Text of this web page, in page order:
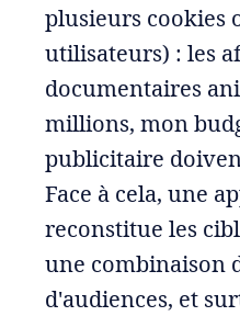
plusieurs cookies
utilisateurs) : les
documentaires
millions, mon
publicitaire
Face à cela, une
reconstitue les
une combinaison
d'audiences, et